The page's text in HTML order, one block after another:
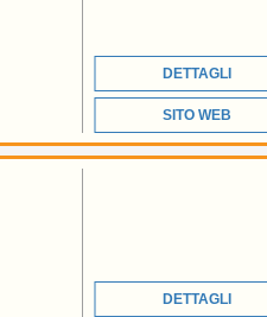
DETTAGLI
SITO WEB
DETTAGLI
FASCINO DI UN
INTATTO E LA
SUOI CINQUE PAESI